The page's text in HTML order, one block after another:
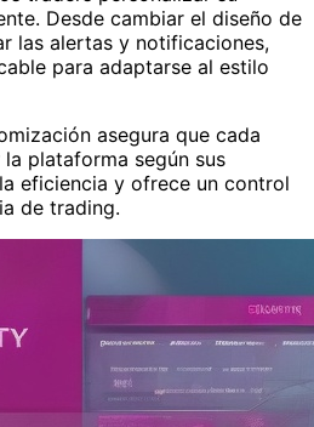
Desde cambiar el diseño de
las alertas y notificaciones,
para adaptarse al estilo
asegura que cada
plataforma según sus
eficiencia y ofrece un control
de trading.